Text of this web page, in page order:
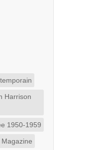
Harrison
1950-1959
Magazine